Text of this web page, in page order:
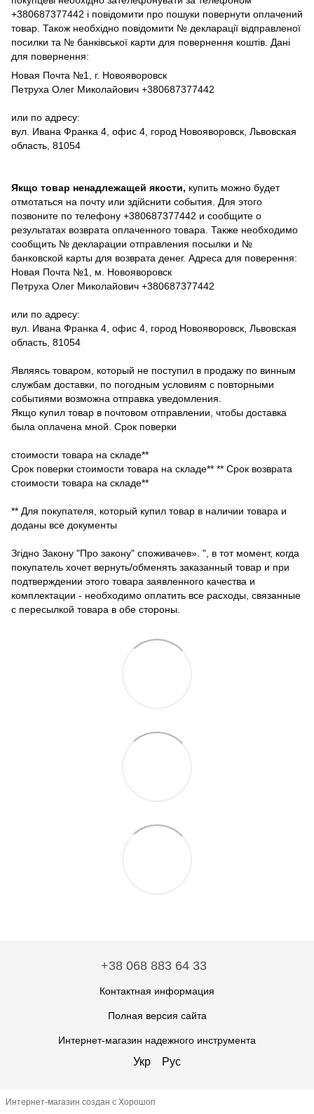
+380687377442 і повідомити про пошуки повернути оплачений
товар. Також необхідно повідомити № декларації відправленої
посилки та № банківської карти для повернення коштів. Дані
для повернення:
Новая Почта №1, г. Новояворовск
Петруха Олег Миколайович +380687377442
или по адресу:
вул. Ивана Франка 4, офис 4, город Новояворовск, Львовская
область, 81054
Якщо товар ненадлежащей якости, купить можно будет
отмотаться на почту или здійснити события. Для этого
позвоните по телефону +380687377442 и сообщите о
результатах возврата оплаченного товара. Также необходимо
сообщить № декларации отправления посылки и №
банковской карты для возврата денег. Адреса для поверення:
Новая Почта №1, м. Новояворовск
Петруха Олег Миколайович +380687377442
или по адресу:
вул. Ивана Франка 4, офис 4, город Новояворовск, Львовская
область, 81054
Являясь товаром, который не поступил в продажу по винным
службам доставки, по погодным условиям с повторными
событиями возможна отправка уведомления.
Якщо купил товар в почтовом отправлении, чтобы доставка
была оплачена мной. Срок поверки
стоимости товара на складе**
Срок поверки стоимости товара на складе** ** Срок возврата
стоимости товара на складе**
** Для покупателя, который купил товар в наличии товара и
доданы все документы
Згідно Закону "Про закону" споживачев». ", в тот момент, когда
покупатель хочет вернуть/обменять заказанный товар и при
подтверждении этого товара заявленного качества и
комплектации - необходимо оплатить все расходы, связанные
с пересылкой товара в обе стороны.
+38 068 883 64 33
Контактная информация
Полная версия сайта
Интернет-магазин надежного инструмента
Укр Рус
Интернет-магазин создан с Хорошоп